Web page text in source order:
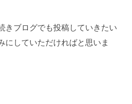
きブログでも投稿していきたい
にしていただければと思いま